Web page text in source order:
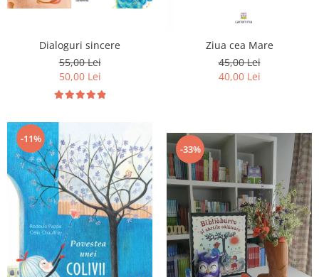
Dialoguri sincere
55,00 Lei
50,00 Lei
Ziua cea Mare
45,00 Lei
40,00 Lei
-11%
-33%